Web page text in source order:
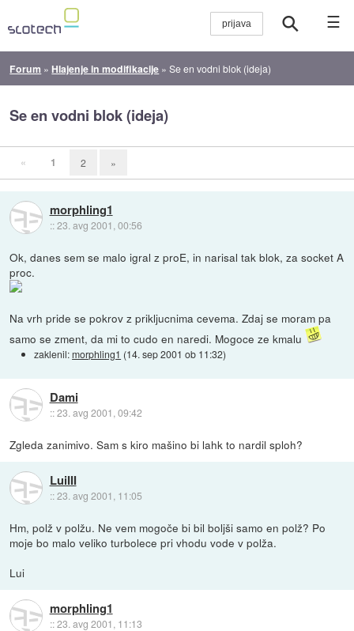
☰
Forum » Hlajenje in modifikacije »Se en vodni blok (ideja)
Se en vodni blok (ideja)
« 1 2 »
morphling1
::23. avg 2001, 00:56
Ok, danes sem se malo igral z proE, in narisal tak blok, za socket A
proc.
Na vrh pride se pokrov z prikljucnima cevema. Zdaj se moram pa
samo se zment, da mi to cudo en naredi. Mogoce ze kmalu
zaklenil:morphling1 (14. sep 2001 ob 11:32)
Dami
::23. avg 2001, 09:42
Zgleda zanimivo. Sam s kiro mašino bi lahk to nardil sploh?
LuiIII
::23. avg 2001, 11:05
Hm, polž v polžu. Ne vem mogoče bi bil boljši samo en polž? Po
moje bo malo veliko turbolece pri vhodu vode v polža.
Lui
morphling1
::23. avg 2001, 11:13